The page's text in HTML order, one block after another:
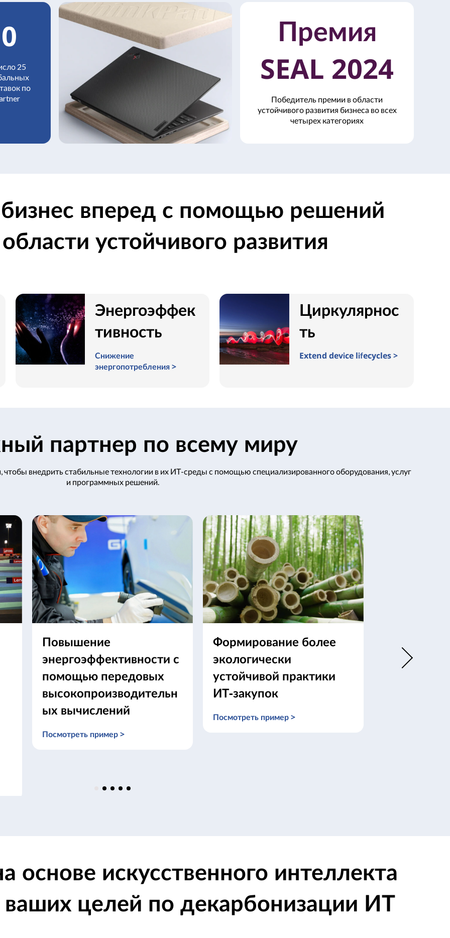
25
по
Премия
SEAL 2024
Победитель премии в области
устойчивого развития бизнеса во всех
четырех категориях
вперед с помощью решений
устойчивого развития
Энергоэффек
тивность
Снижение
энергопотребления >
Циркулярнос
ть
Extend device lifecycles >
партнер по всему миру
внедрить стабильные технологии в их ИТ-среды с помощью специализированного оборудования, услуг
и программных решений.
Повышение
энергоэффективности с
помощью передовых
высокопроизводительн
ых вычислений
Посмотреть пример >
Формирование более
экологически
устойчивой практики
ИТ-закупок
Посмотреть пример >
основе искусственного интеллекта
целей по декарбонизации ИТ